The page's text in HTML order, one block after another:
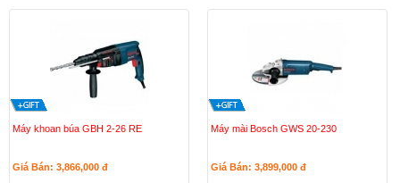
Máy khoan búa GBH 2-26 RE
Giá Bán: 3,866,000 đ
Máy mài Bosch GWS 20-230
Giá Bán: 3,899,000 đ